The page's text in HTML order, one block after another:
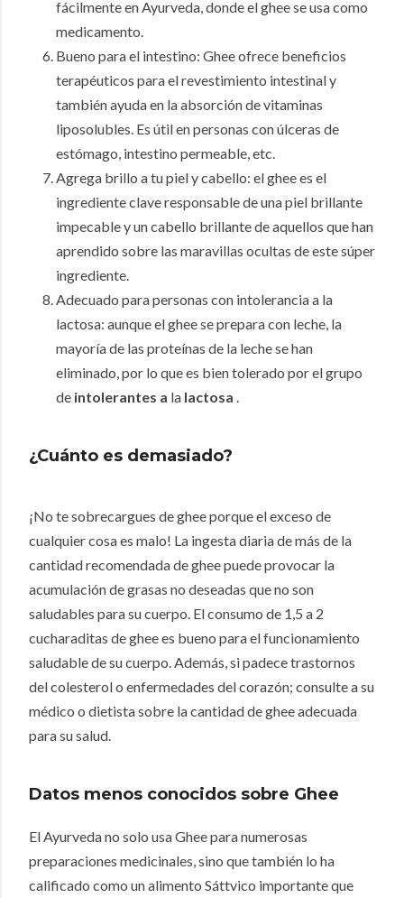
fácilmente en Ayurveda, donde el ghee se usa como
medicamento.
Bueno para el intestino: Ghee ofrece beneficios
terapéuticos para el revestimiento intestinal y
también ayuda en la absorción de vitaminas
liposolubles. Es útil en personas con úlceras de
estómago, intestino permeable, etc.
Agrega brillo a tu piel y cabello: el ghee es el
ingrediente clave responsable de una piel brillante
impecable y un cabello brillante de aquellos que han
aprendido sobre las maravillas ocultas de este súper
ingrediente.
Adecuado para personas con intolerancia a la
lactosa: aunque el ghee se prepara con leche, la
mayoría de las proteínas de la leche se han
eliminado, por lo que es bien tolerado por elgrupo
de intolerantes a la lactosa .
¿Cuánto es demasiado?
¡No te sobrecargues de ghee porque el exceso de
cualquier cosa es malo! La ingesta diaria de más de la
cantidad recomendada de ghee puede provocar la
acumulación de grasas no deseadas que no son
saludables para su cuerpo. El consumo de 1,5 a 2
cucharaditas de ghee es bueno para el funcionamiento
saludable de su cuerpo.Además, si padece trastornos
del colesterol o enfermedades del corazón; consulte a su
médico o dietista sobre la cantidad de ghee adecuada
para su salud.
Datos menos conocidos sobre Ghee
El Ayurveda no solo usa Ghee para numerosas
preparaciones medicinales, sino que también lo ha
calificado como un alimento Sáttvico importante que